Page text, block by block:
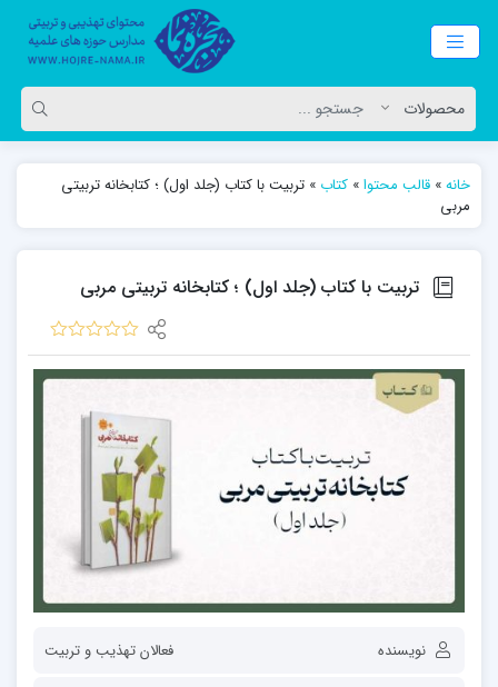
خانه» قالب محتوا» کتاب » تربیت با کتاب (جلد اول) ؛ کتابخانه تربیتی
مربی
تربیت با کتاب (جلد اول) ؛ کتابخانه تربیتی مربی
نویسنده فعالان تهذیب و تربیت